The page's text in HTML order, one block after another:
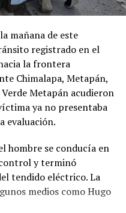
mañana de este
registrado en el
la frontera
Chimalapa, Metapán,
Metapán acudieron
ya no presentaba
evaluación.
hombre se conducía en
y terminó
tendido eléctrico. La
medios como Hugo